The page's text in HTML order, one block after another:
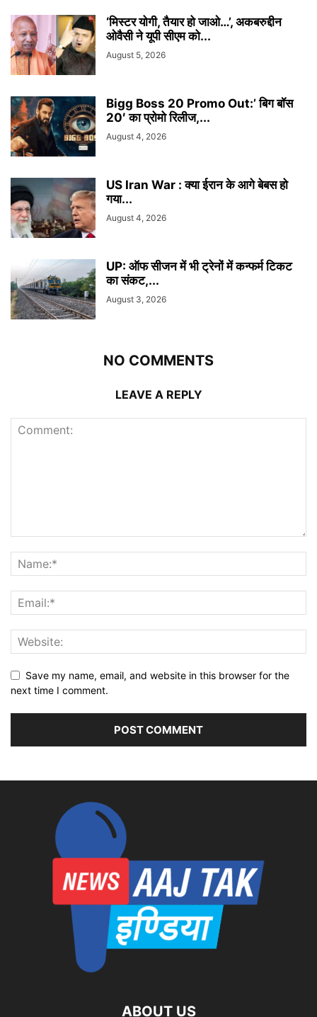
‘मिस्टर योगी, तैयार हो जाओ…’, अकबरुद्दीन
ओवैसी ने यूपी सीएम को...
August 5, 2026
Bigg Boss 20 Promo Out:’ बिग बॉस
20′ का प्रोमो रिलीज,...
August 4, 2026
US Iran War : क्या ईरान के आगे बेबस हो
गया...
August 4, 2026
UP: ऑफ सीजन में भी ट्रेनों में कन्फर्म टिकट
का संकट,...
August 3, 2026
NO COMMENTS
LEAVE A REPLY
Save my name, email, and website in this browser for the
next time I comment.
ABOUT US